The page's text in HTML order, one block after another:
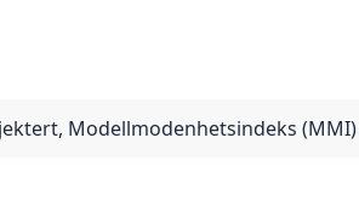
Modellmodenhetsindeks (MMI)